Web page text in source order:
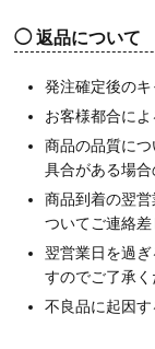
返品について
発注確定後のキ
お客様都合によ
商品の品質に
具合がある場
商品到着の翌
ついてご連絡差
翌営業日を過
すのでご了承く
不良品に起因す